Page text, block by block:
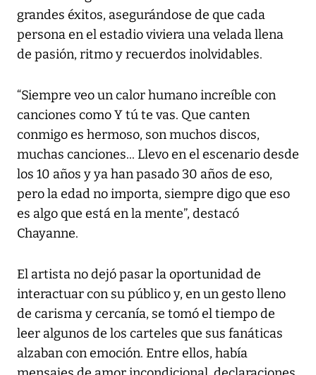
grandes éxitos, asegurándose de que cada
persona en el estadio viviera una velada llena
de pasión, ritmo y recuerdos inolvidables.
“Siempre veo un calor humano increíble con
canciones como Y tú te vas. Que canten
conmigo es hermoso, son muchos discos,
muchas canciones... Llevo en el escenario desde
los 10 años y ya han pasado 30 años de eso,
pero la edad no importa, siempre digo que eso
es algo que está en la mente”, destacó
Chayanne.
El artista no dejó pasar la oportunidad de
interactuar con su público y, en un gesto lleno
de carisma y cercanía, se tomó el tiempo de
leer algunos de los carteles que sus fanáticas
alzaban con emoción. Entre ellos, había